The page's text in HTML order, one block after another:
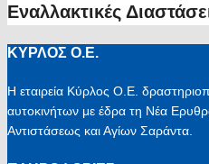
Εναλλακτικές
ΚΥΡΛΟΣ Ο.Ε.
Η εταιρεία Κύρλος Ο.Ε.
αυτοκινήτων με έδρα τη Νέα
Αντιστάσεως και Αγίων Σαράντα.